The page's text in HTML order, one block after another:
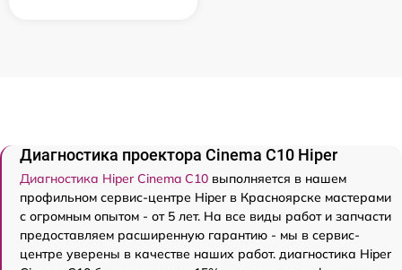
Диагностика проектора Cinema C10 Hiper
Диагностика Hiper Cinema C10 выполняется в нашем
профильном сервис-центре Hiper в Красноярске мастерами
с огромным опытом - от 5 лет. На все виды работ и запчасти
предоставляем расширенную гарантию - мы в сервис-
центре уверены в качестве наших работ. диагностика Hiper